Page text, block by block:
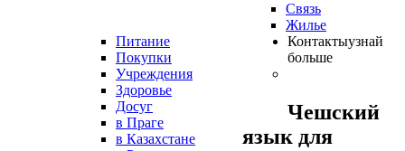
Связь
Жилье
Питание
Покупки
Учреждения
Здоровье
Досуг
Контактыузнай
больше
в Праге
в Казахстане
Чешский
язык для